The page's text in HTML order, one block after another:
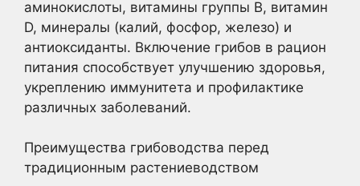
аминокислоты, витамины группы B, витамин
D, минералы (калий, фосфор, железо) и
антиоксиданты. Включение грибов в рацион
питания способствует улучшению здоровья,
укреплению иммунитета и профилактике
различных заболеваний.
Преимущества грибоводства перед
традиционным растениеводством